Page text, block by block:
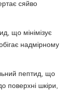
сяйво
що мінімізує
надмірному
пептид, що
шкіри,